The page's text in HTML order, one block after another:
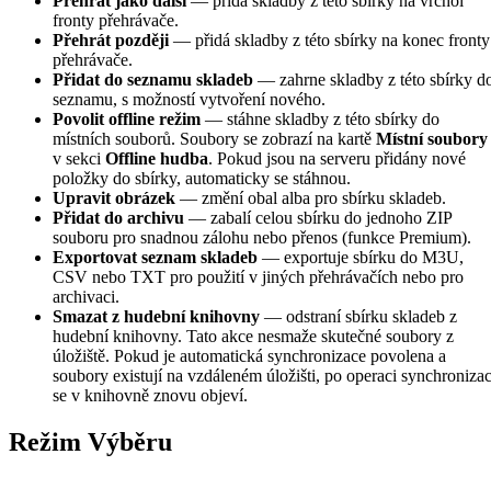
fronty přehrávače.
Přehrát později — přidá skladby z této sbírky na konec fronty
přehrávače.
Přidat do seznamu skladeb — zahrne skladby z této sbírky
seznamu, s možností vytvoření nového.
Povolit offline režim — stáhne skladby z této sbírky do
místních souborů. Soubory se zobrazí na kartě Místní soubory
v sekci Offline hudba. Pokud jsou na serveru přidány nové
položky do sbírky, automaticky se stáhnou.
Upravit obrázek — změní obal alba pro sbírku skladeb.
Přidat do archivu — zabalí celou sbírku do jednoho ZIP
souboru pro snadnou zálohu nebo přenos (funkce Premium).
Exportovat seznam skladeb — exportuje sbírku do M3U,
CSV nebo TXT pro použití v jiných přehrávačích nebo pro
archivaci.
Smazat z hudební knihovny — odstraní sbírku skladeb z
hudební knihovny. Tato akce nesmaže skutečné soubory z
úložiště. Pokud je automatická synchronizace povolena a
soubory existují na vzdáleném úložišti, po operaci
se v knihovně znovu objeví.
Režim Výběru